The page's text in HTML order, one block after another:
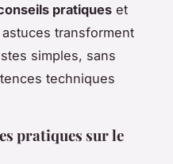
pratiques et
transforment
simples, sans
techniques
pratiques sur le